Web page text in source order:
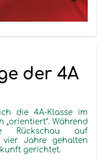
der 4A
die 4A-Klasse im
„orientiert“. Während
Rückschau auf
vier Jahre gehalten
gerichtet.